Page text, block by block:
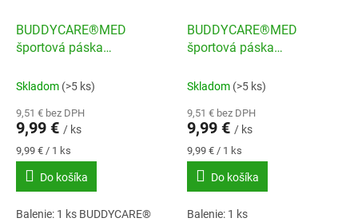
BUDDYCARE®MED
športová páska
Skladom (>5 ks)
9,51 € bez DPH
9,99 € / ks
Jednotková
cena:
9,99 € / 1 ks
Do košíka
Balenie: 1 ks BUDDYCARE®
BUDDYCARE®MED
športová páska
Skladom (>5 ks)
9,51 € bez DPH
9,99 € / ks
Jednotková
cena:
9,99 € / 1 ks
Do košíka
Balenie: 1 ks